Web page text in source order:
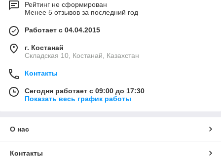
Рейтинг не сформирован
Менее 5 отзывов за последний год
Работает с 04.04.2015
г. Костанай
Складская 10, Костанай, Казахстан
Контакты
Сегодня работает с 09:00 до 17:30
Показать весь график работы
О нас
Контакты